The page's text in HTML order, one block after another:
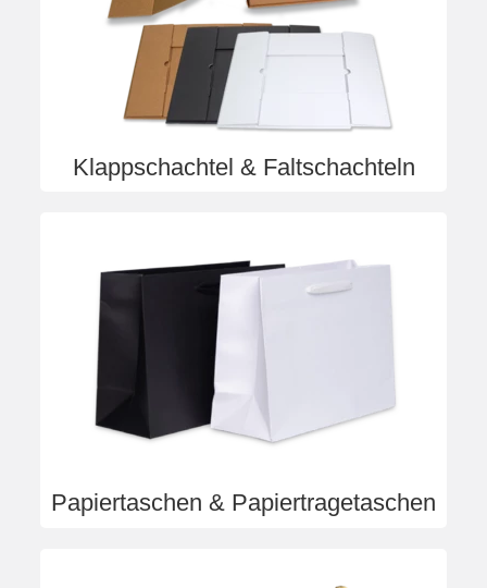
Klappschachtel & Faltschachteln
Papiertaschen & Papiertragetaschen